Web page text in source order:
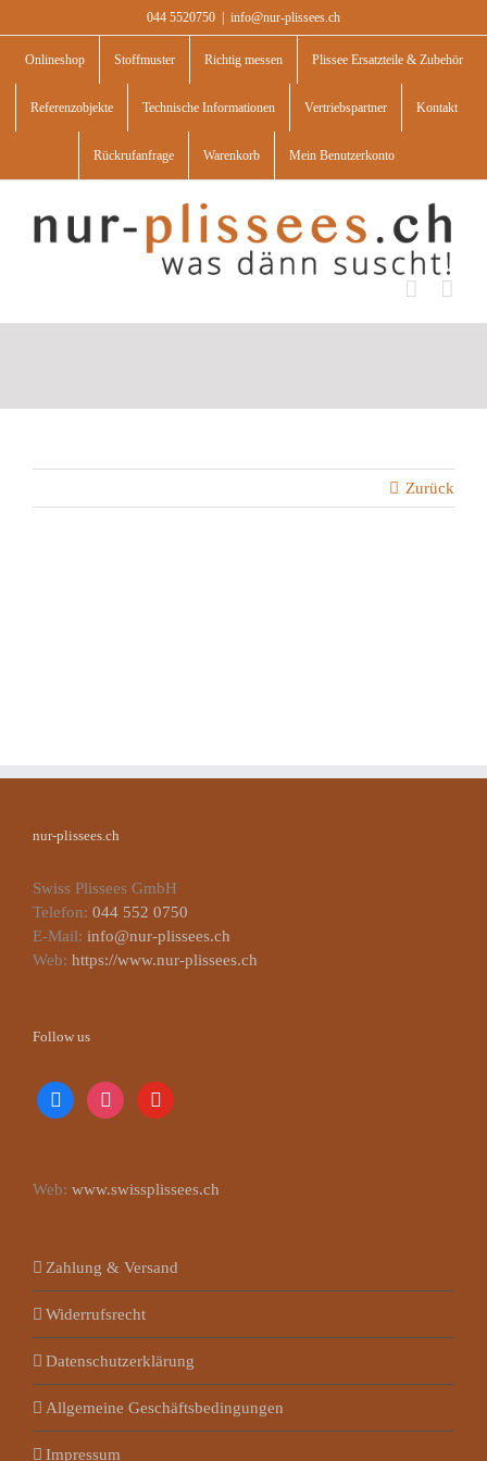
to
content
044 5520750 info@nur-plissees.ch
Onlineshop Stoffmuster Richtig messen Plissee Ersatzteile & Zubehör
Referenzobjekte Technische Informationen Vertriebspartner Kontakt
Rückrufanfrage Warenkorb Mein Benutzerkonto
Zurück
nur-plissees.ch
Swiss Plissees GmbH
Telefon: 044 552 0750
E-Mail: info@nur-plissees.ch
Web: https://www.nur-plissees.ch
Follow us
facebookinstagramyoutube
Web: www.swissplissees.ch
Zahlung & Versand
Widerrufsrecht
Datenschutzerklärung
Allgemeine Geschäftsbedingungen
Impressum